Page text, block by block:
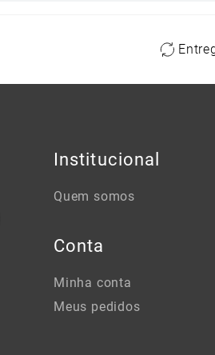
Institucional
Quem somos
Conta
Minha conta
Meus pedidos